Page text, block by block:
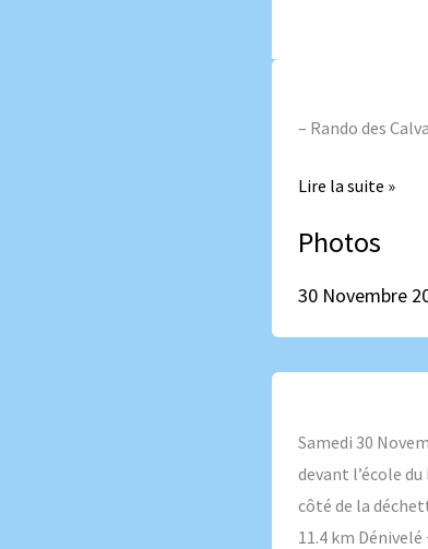
– Rando des
2024
Lire la suite »
Photos
30 Novembre
Samedi 30
devant l’école
côté de la
11.4 km
Novembre